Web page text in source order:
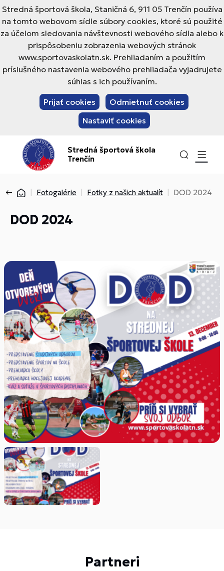
Stredná športová škola, Staničná 6, 911 05 Trenčín používa
na tomto webovom sídle súbory cookies, ktoré sú použité
za účelom sledovania návštevnosti webového sídla alebo k
prispôsobeniu zobrazenia webových stránok
www.sportovaskolatn.sk. Prehliadaním a použitím
príslušného nastavenia webového prehliadača vyjadrujete
súhlas s ich používaním.
Prijať cookies
Odmietnuť cookies
Nastaviť cookies
Stredná športová škola
Trenčín
Fotogalérie Fotky z našich aktualít DOD 2024
DOD 2024
Partneri